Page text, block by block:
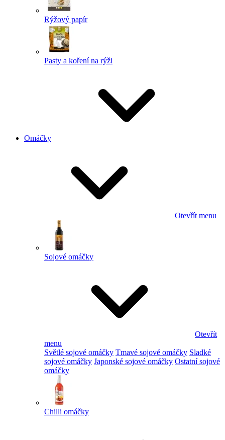
Rýžový papír
Pasty a koření na rýži
Omáčky
Otevřít menu
Sojové omáčky
Otevřít
menu
Světlé sojové omáčky Tmavé sojové omáčky Sladké
sojové omáčky Japonské sojové omáčky Ostatní sojové
omáčky
Chilli omáčky